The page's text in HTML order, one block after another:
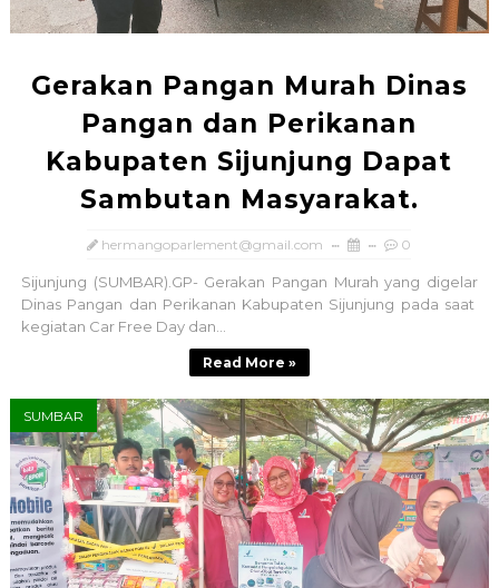
Gerakan Pangan Murah Dinas
Pangan dan Perikanan
Kabupaten Sijunjung Dapat
Sambutan Masyarakat.
hermangoparlement@gmail.com 0
Sijunjung (SUMBAR).GP- Gerakan Pangan Murah yang digelar
Dinas Pangan dan Perikanan Kabupaten Sijunjung pada saat
kegiatan Car Free Day dan...
Read More »
SUMBAR